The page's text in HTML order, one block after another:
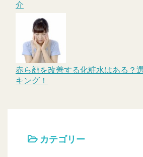
介
赤ら顔を改善する化粧水はある？
キング！
カテゴリー